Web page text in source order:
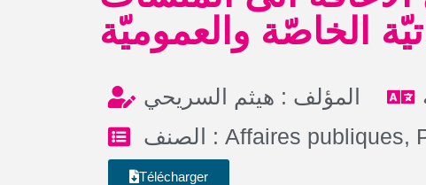
الخاصّة والعموميّة
المؤلف : هيثم السريحي
الصنف : Affaires publiques,
Télécharger